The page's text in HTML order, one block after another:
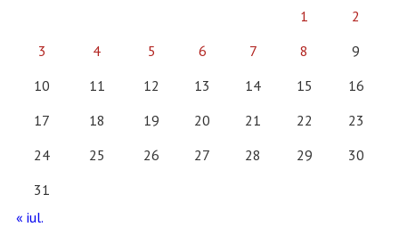
1
2
3
4 5 6 7 8
9
10
11 12 13 14 15
16
17
18 19 20 21 22
23
24
25 26 27 28 29
30
31
« iul.